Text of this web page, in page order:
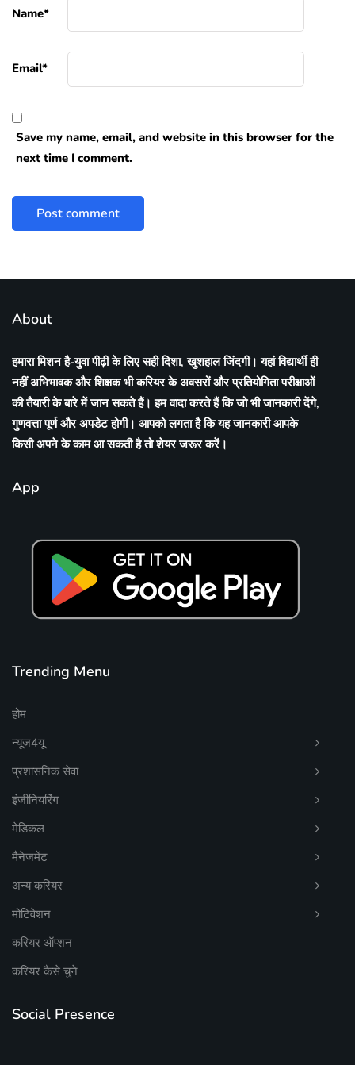
Name*
Email*
Save my name, email, and website in this browser for the
next time I comment.
About
हमारा मिशन है-युवा पीढ़ी के लिए सही दिशा, खुशहाल जिंदगी। यहां विद्यार्थी ही
नहीं अभिभावक और शिक्षक भी करियर के अवसरों और प्रतियोगिता परीक्षाओं
की तैयारी के बारे में जान सकते हैं। हम वादा करते हैं कि जो भी जानकारी देंगे,
गुणवत्ता पूर्ण और अपडेट होगी। आपको लगता है कि यह जानकारी आपके
किसी अपने के काम आ सकती है तो शेयर जरूर करें।
App
Trending Menu
होम
न्यूज4यू
प्रशासनिक सेवा
इंजीनियरिंग
मेडिकल
मैनेजमेंट
अन्य करियर
मोटिवेशन
करियर ऑप्शन
करियर कैसे चुने
Social Presence